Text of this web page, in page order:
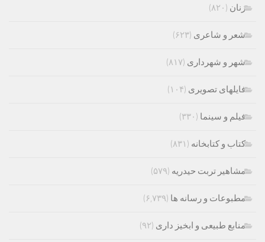
زنان (۸۲۰)
شعر و شاعری (۶۲۳)
شهر و شهرداری (۸۱۷)
فایلهای تصویری (۱۰۴)
فیلم و سینما (۳۳۰)
کتاب و کتابخانه (۸۳۱)
مشاهیر تربت حیدریه (۵۷۹)
مطبوعات و رسانه ها (۶,۷۳۹)
منابع طبیعی و ابخیز داری (۹۲)